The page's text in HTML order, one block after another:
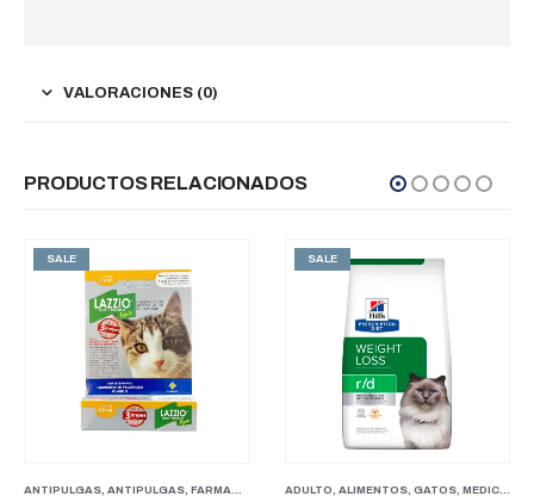
VALORACIONES (0)
PRODUCTOS RELACIONADOS
,GATOSADULTO,ALIMENTOS,GATOS MEDICADOS
SALE
ADULTO, ALIMENTO HUMEDO